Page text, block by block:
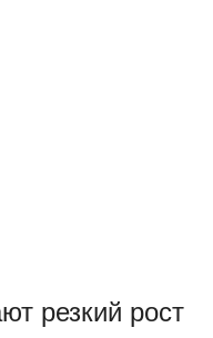
резкий рост